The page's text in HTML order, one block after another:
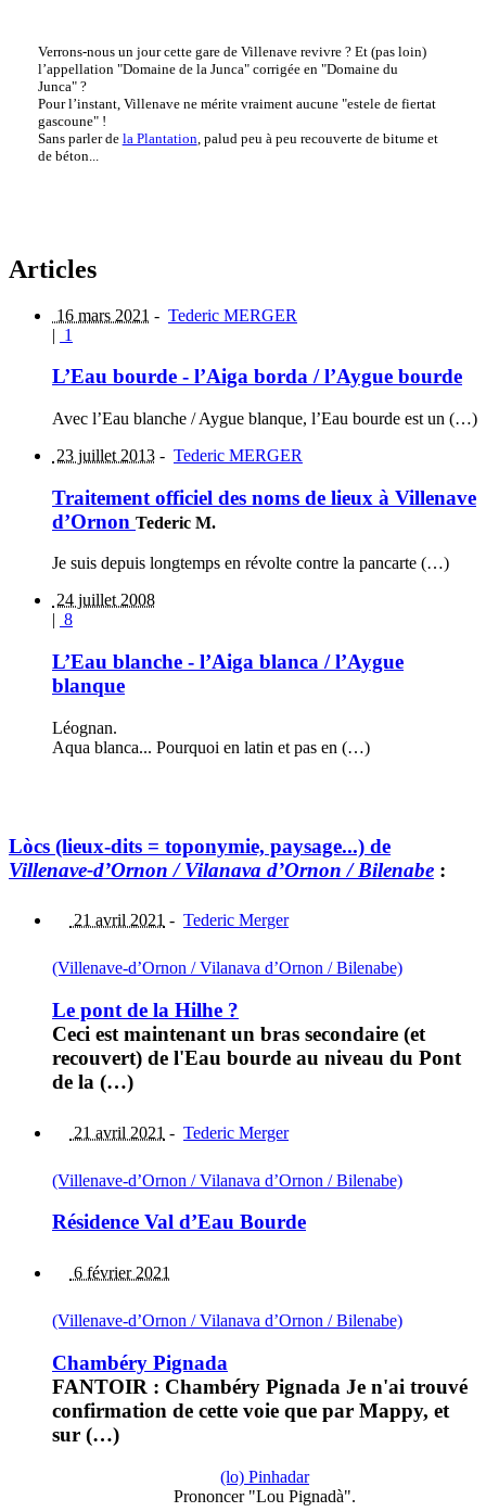
Verrons-nous un jour cette gare de Villenave revivre ? Et (pas loin)
l’appellation "Domaine de la Junca" corrigée en "Domaine du
Junca" ?
Pour l’instant, Villenave ne mérite vraiment aucune "estele de fiertat
gascoune" !
Sans parler de la Plantation, palud peu à peu recouverte de bitume et
de béton...
Articles
16 mars 2021 - Tederic MERGER
| 1
L’Eau bourde - l’Aiga borda / l’Aygue bourde
Avec l’Eau blanche / Aygue blanque, l’Eau bourde est un (…)
23 juillet 2013 - Tederic MERGER
Traitement officiel des noms de lieux à Villenave
d’Ornon Tederic M.
Je suis depuis longtemps en révolte contre la pancarte (…)
24 juillet 2008
| 8
L’Eau blanche - l’Aiga blanca / l’Aygue
blanque
Léognan.
Aqua blanca... Pourquoi en latin et pas en (…)
Lòcs (lieux-dits = toponymie, paysage...) de
Villenave-d’Ornon / Vilanava d’Ornon / Bilenabe :
21 avril 2021 - Tederic Merger
(Villenave-d’Ornon / Vilanava d’Ornon / Bilenabe)
Le pont de la Hilhe ?
Ceci est maintenant un bras secondaire (et
recouvert) de l'Eau bourde au niveau du Pont
de la (…)
21 avril 2021 - Tederic Merger
(Villenave-d’Ornon / Vilanava d’Ornon / Bilenabe)
Résidence Val d’Eau Bourde
6 février 2021
(Villenave-d’Ornon / Vilanava d’Ornon / Bilenabe)
Chambéry Pignada
FANTOIR : Chambéry Pignada Je n'ai trouvé
confirmation de cette voie que par Mappy, et
sur (…)
(lo) Pinhadar
Prononcer "Lou Pignadà".